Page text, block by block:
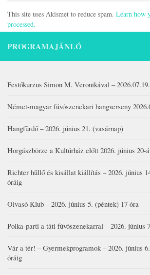
This site uses Akismet to reduce spam. Learn how
processed.
PROGRAMAJÁNLÓ
Festőkurzus Simon M. Veronikával –
Német-magyar fúvószenekari hangverseny
Hangfürdő – 2026. június 21. (vasárnap)
Horgászbörze a Kultúrház előtt 2026. június 20-
Richter hüllő és kisállat kiállítás – 2026. június
óráig
Olvasó Klub – 2026. június 5. (péntek) 17 óra
Polka-parti a táti fúvószenekarral – 2026. június
Vár a tér! – Gyermekprogramok – 2026. június
óráig